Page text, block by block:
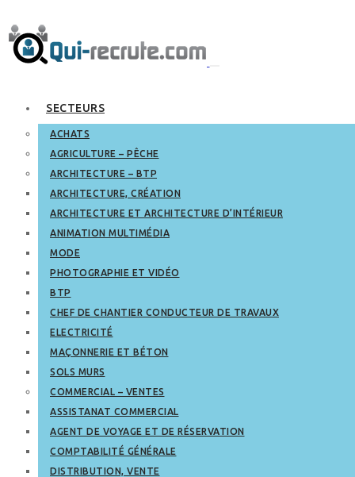
SECTEURS
ACHATS
AGRICULTURE – PÊCHE
ARCHITECTURE – BTP
ARCHITECTURE, CRÉATION
ARCHITECTURE ET ARCHITECTURE D’INTÉRIEUR
ANIMATION MULTIMÉDIA
MODE
PHOTOGRAPHIE ET VIDÉO
BTP
CHEF DE CHANTIER CONDUCTEUR DE TRAVAUX
ELECTRICITÉ
MAÇONNERIE ET BÉTON
SOLS MURS
COMMERCIAL – VENTES
ASSISTANAT COMMERCIAL
AGENT DE VOYAGE ET DE RÉSERVATION
COMPTABILITÉ GÉNÉRALE
DISTRIBUTION, VENTE